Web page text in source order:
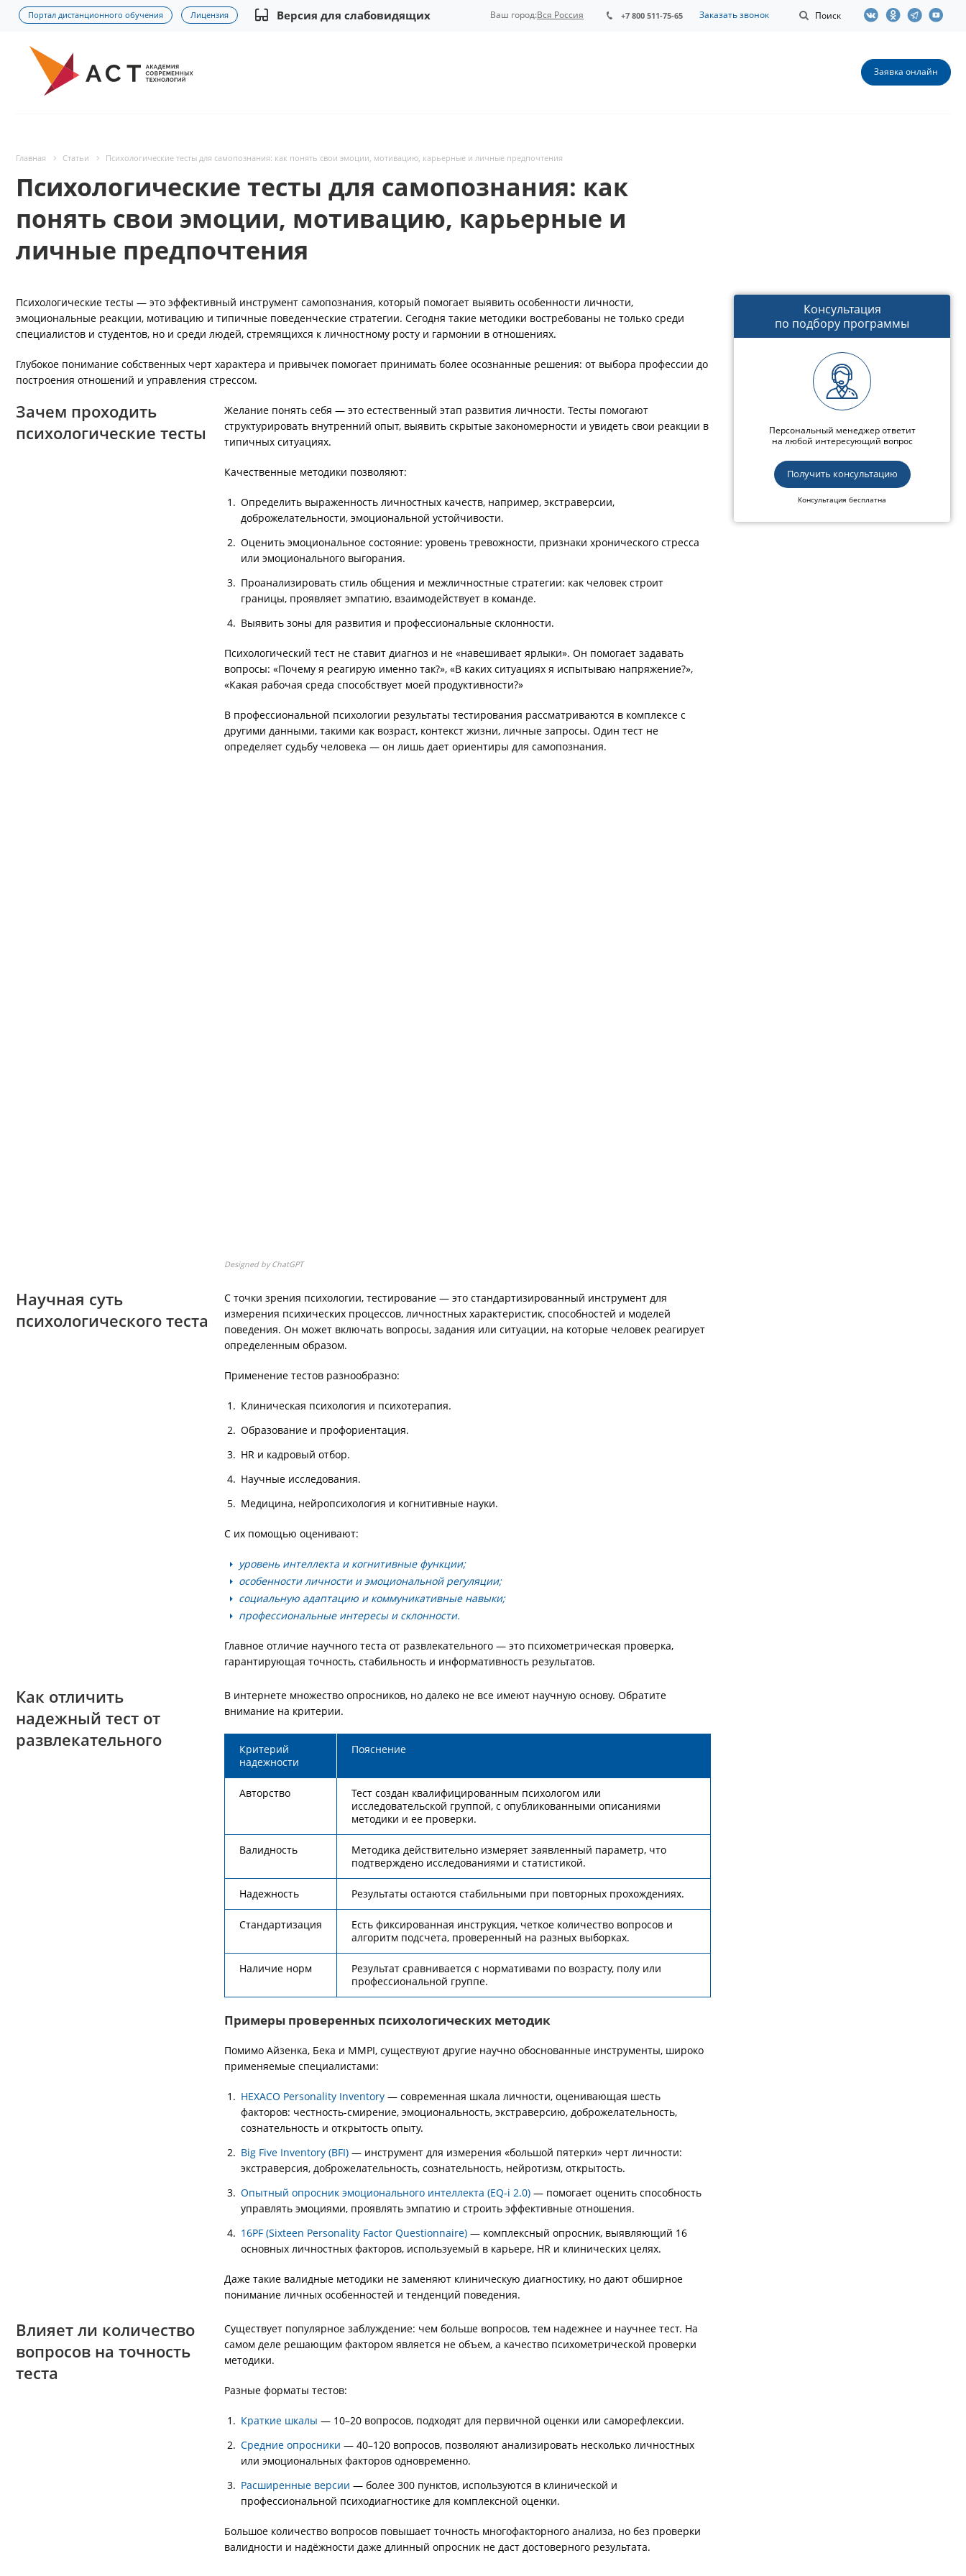
Портал дистанционного обучения Лицензия Версия для слабовидящих Поиск
+7 800 511-75-65 Заказать звонок
Ваш город:Вся Россия
Заявка онлайн
Главная Статьи Психологические тесты для самопознания: как понять свои эмоции, мотивацию, карьерные и личные предпочтения
Психологические тесты для самопознания: как
понять свои эмоции, мотивацию, карьерные и
личные предпочтения
Психологические тесты — это эффективный инструмент самопознания, который помогает выявить особенности личности,
эмоциональные реакции, мотивацию и типичные поведенческие стратегии. Сегодня такие методики востребованы не только среди
специалистов и студентов, но и среди людей, стремящихся к личностному росту и гармонии в отношениях.
Глубокое понимание собственных черт характера и привычек помогает принимать более осознанные решения: от выбора профессии до
построения отношений и управления стрессом.
Зачем проходить
психологические тесты
Желание понять себя — это естественный этап развития личности. Тесты помогают
структурировать внутренний опыт, выявить скрытые закономерности и увидеть свои реакции в
типичных ситуациях.
Качественные методики позволяют:
Определить выраженность личностных качеств, например, экстраверсии,
доброжелательности, эмоциональной устойчивости.
Оценить эмоциональное состояние: уровень тревожности, признаки хронического стресса
или эмоционального выгорания.
Проанализировать стиль общения и межличностные стратегии: как человек строит
границы, проявляет эмпатию, взаимодействует в команде.
Выявить зоны для развития и профессиональные склонности.
Психологический тест не ставит диагноз и не «навешивает ярлыки». Он помогает задавать
вопросы: «Почему я реагирую именно так?», «В каких ситуациях я испытываю напряжение?»,
«Какая рабочая среда способствует моей продуктивности?»
В профессиональной психологии результаты тестирования рассматриваются в комплексе с
другими данными, такими как возраст, контекст жизни, личные запросы. Один тест не
определяет судьбу человека — он лишь дает ориентиры для самопознания.
Designed by ChatGPT
Научная суть
психологического теста
С точки зрения психологии, тестирование — это стандартизированный инструмент для
измерения психических процессов, личностных характеристик, способностей и моделей
поведения. Он может включать вопросы, задания или ситуации, на которые человек реагирует
определенным образом.
Применение тестов разнообразно:
Клиническая психология и психотерапия.
Образование и профориентация.
HR и кадровый отбор.
Научные исследования.
Медицина, нейропсихология и когнитивные науки.
С их помощью оценивают:
уровень интеллекта и когнитивные функции;
особенности личности и эмоциональной регуляции;
социальную адаптацию и коммуникативные навыки;
профессиональные интересы и склонности.
Главное отличие научного теста от развлекательного — это психометрическая проверка,
гарантирующая точность, стабильность и информативность результатов.
Как отличить
надежный тест от
развлекательного
В интернете множество опросников, но далеко не все имеют научную основу. Обратите
внимание на критерии.
Критерий
надежности
Пояснение
Авторство
Тест создан квалифицированным психологом или
исследовательской группой, с опубликованными описаниями
методики и ее проверки.
Валидность
Методика действительно измеряет заявленный параметр, что
подтверждено исследованиями и статистикой.
Надежность Результаты остаются стабильными при повторных прохождениях.
Стандартизация
Есть фиксированная инструкция, четкое количество вопросов и
алгоритм подсчета, проверенный на разных выборках.
Наличие норм
Результат сравнивается с нормативами по возрасту, полу или
профессиональной группе.
Примеры проверенных психологических методик
Помимо Айзенка, Бека и MMPI, существуют другие научно обоснованные инструменты, широко
применяемые специалистами:
HEXACO Personality Inventory — современная шкала личности, оценивающая шесть
факторов: честность-смирение, эмоциональность, экстраверсию, доброжелательность,
сознательность и открытость опыту.
Big Five Inventory (BFI) — инструмент для измерения «большой пятерки» черт личности:
экстраверсия, доброжелательность, сознательность, нейротизм, открытость.
Опытный опросник эмоционального интеллекта (EQ-i 2.0) — помогает оценить способность
управлять эмоциями, проявлять эмпатию и строить эффективные отношения.
16PF (Sixteen Personality Factor Questionnaire) — комплексный опросник, выявляющий 16
основных личностных факторов, используемый в карьере, HR и клинических целях.
Даже такие валидные методики не заменяют клиническую диагностику, но дают обширное
понимание личных особенностей и тенденций поведения.
Влияет ли количество
вопросов на точность
теста
Существует популярное заблуждение: чем больше вопросов, тем надежнее и научнее тест. На
самом деле решающим фактором является не объем, а качество психометрической проверки
методики.
Разные форматы тестов:
Краткие шкалы — 10–20 вопросов, подходят для первичной оценки или саморефлексии.
Средние опросники — 40–120 вопросов, позволяют анализировать несколько личностных
или эмоциональных факторов одновременно.
Расширенные версии — более 300 пунктов, используются в клинической и
профессиональной психодиагностике для комплексной оценки.
Большое количество вопросов повышает точность многофакторного анализа, но без проверки
валидности и надёжности даже длинный опросник не даст достоверного результата.
Консультация
по подбору программы
Персональный менеджер ответит
на любой интересующий вопрос
Получить консультацию
Консультация бесплатна